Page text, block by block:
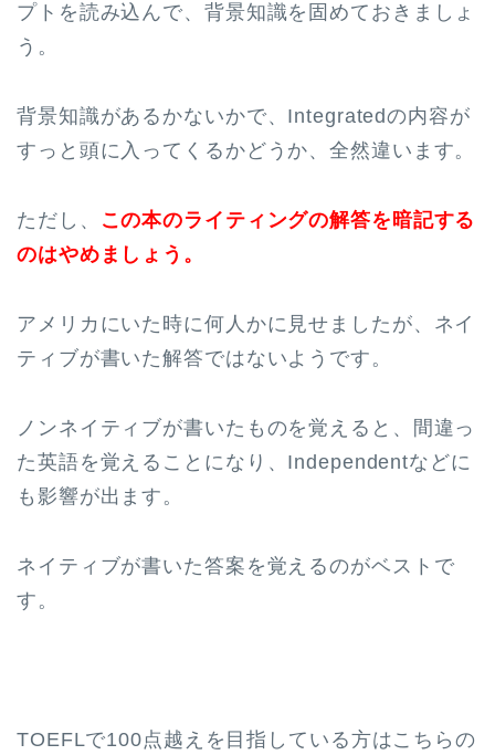
プトを読み込んで、背景知識を固めておきましょ
う。
背景知識があるかないかで、Integratedの内容が
すっと頭に入ってくるかどうか、全然違います。
ただし、
この本のライティングの解答を暗記する
のはやめましょう。
アメリカにいた時に何人かに見せましたが、ネイ
ティブが書いた解答ではないようです。
ノンネイティブが書いたものを覚えると、間違っ
た英語を覚えることになり、Independentなどに
も影響が出ます。
ネイティブが書いた答案を覚えるのがベストで
す。
TOEFLで100点越えを目指している方はこちらの